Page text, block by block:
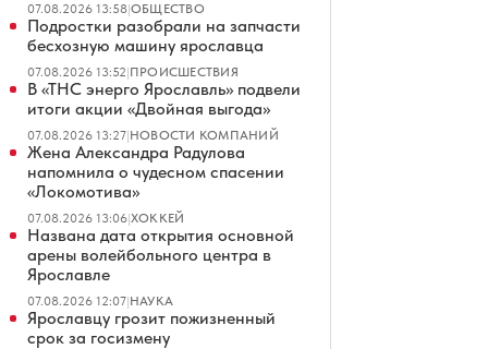
07.08.2026 13:58|ОБЩЕСТВО
Подростки разобрали на запчасти
бесхозную машину ярославца
07.08.2026 13:52|ПРОИСШЕСТВИЯ
В «ТНС энерго Ярославль» подвели
итоги акции «Двойная выгода»
07.08.2026 13:27|НОВОСТИ КОМПАНИЙ
Жена Александра Радулова
напомнила о чудесном спасении
«Локомотива»
07.08.2026 13:06|ХОККЕЙ
Названа дата открытия основной
арены волейбольного центра в
Ярославле
07.08.2026 12:07|НАУКА
Ярославцу грозит пожизненный
срок за госизмену